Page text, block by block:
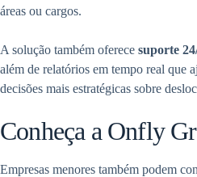
áreas ou cargos.
A solução também oferece suporte
além de relatórios em tempo real que
decisões mais estratégicas sobre
Conheça a Onfly
Empresas menores também podem